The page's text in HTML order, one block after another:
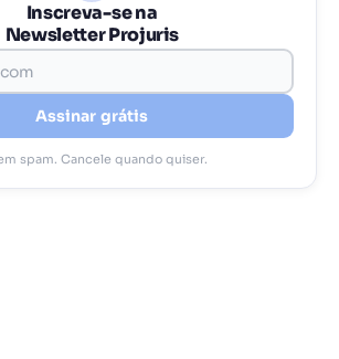
Inscreva-se na
Newsletter Projuris
Assinar grátis
spam. Cancele quando quiser.